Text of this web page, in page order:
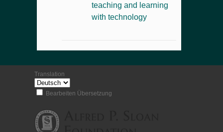
teaching and learning
with technology
Translation
Bearbeiten Übersetzung